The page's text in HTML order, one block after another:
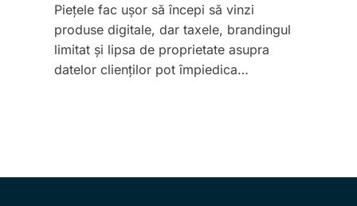
Piețele fac ușor să începi să vinzi
produse digitale, dar taxele, brandingul
limitat și lipsa de proprietate asupra
datelor clienților pot împiedica…